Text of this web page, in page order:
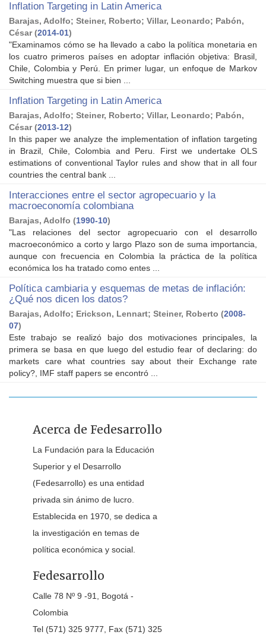
Inflation Targeting in Latin America
Barajas, Adolfo; Steiner, Roberto; Villar, Leonardo; Pabón,
César (2014-01)
"Examinamos cómo se ha llevado a cabo la política monetaria en
los cuatro primeros países en adoptar inflación objetiva: Brasil,
Chile, Colombia y Perú. En primer lugar, un enfoque de Markov
Switching muestra que si bien ...
Inflation Targeting in Latin America
Barajas, Adolfo; Steiner, Roberto; Villar, Leonardo; Pabón,
César (2013-12)
In this paper we analyze the implementation of inflation targeting
in Brazil, Chile, Colombia and Peru. First we undertake OLS
estimations of conventional Taylor rules and show that in all four
countries the central bank ...
Interacciones entre el sector agropecuario y la
macroeconomía colombiana
Barajas, Adolfo (1990-10)
"Las relaciones del sector agropecuario con el desarrollo
macroeconómico a corto y largo Plazo son de suma importancia,
aunque con frecuencia en Colombia la práctica de la política
económica los ha tratado como entes ...
Política cambiaria y esquemas de metas de inflación:
¿Qué nos dicen los datos?
Barajas, Adolfo; Erickson, Lennart; Steiner, Roberto (2008-
07)
Este trabajo se realizó bajo dos motivaciones principales, la
primera se basa en que luego del estudio fear of declaring: do
markets care what countries say about their Exchange rate
policy?, IMF staff papers se encontró ...
Acerca de Fedesarrollo
La Fundación para la Educación
Superior y el Desarrollo
(Fedesarrollo) es una entidad
privada sin ánimo de lucro.
Establecida en 1970, se dedica a
la investigación en temas de
política económica y social.
Fedesarrollo
Calle 78 Nº 9 -91, Bogotá -
Colombia
Tel (571) 325 9777, Fax (571) 325